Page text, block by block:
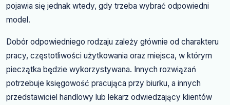
pojawia się jednak wtedy, gdy trzeba wybrać odpowiedni
model.
Dobór odpowiedniego rodzaju zależy głównie od charakteru
pracy, częstotliwości użytkowania oraz miejsca, w którym
pieczątka będzie wykorzystywana. Innych rozwiązań
potrzebuje księgowość pracująca przy biurku, a innych
przedstawiciel handlowy lub lekarz odwiedzający klientów